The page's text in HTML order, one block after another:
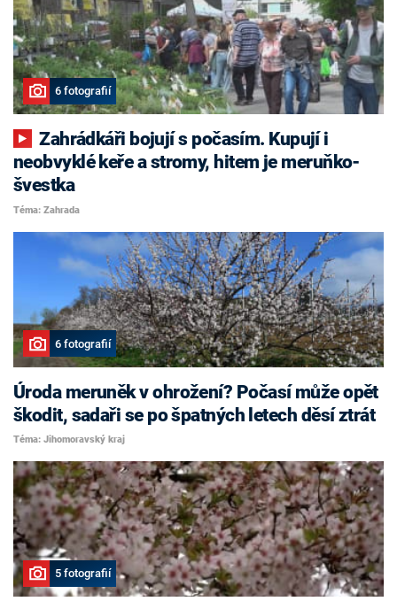
6 fotografií
Zahrádkáři bojují s počasím. Kupují i
neobvyklé keře a stromy, hitem je meruňko-
švestka
Téma: Zahrada
6 fotografií
Úroda meruněk v ohrožení? Počasí může opět
škodit, sadaři se po špatných letech děsí ztrát
Téma: Jihomoravský kraj
5 fotografií